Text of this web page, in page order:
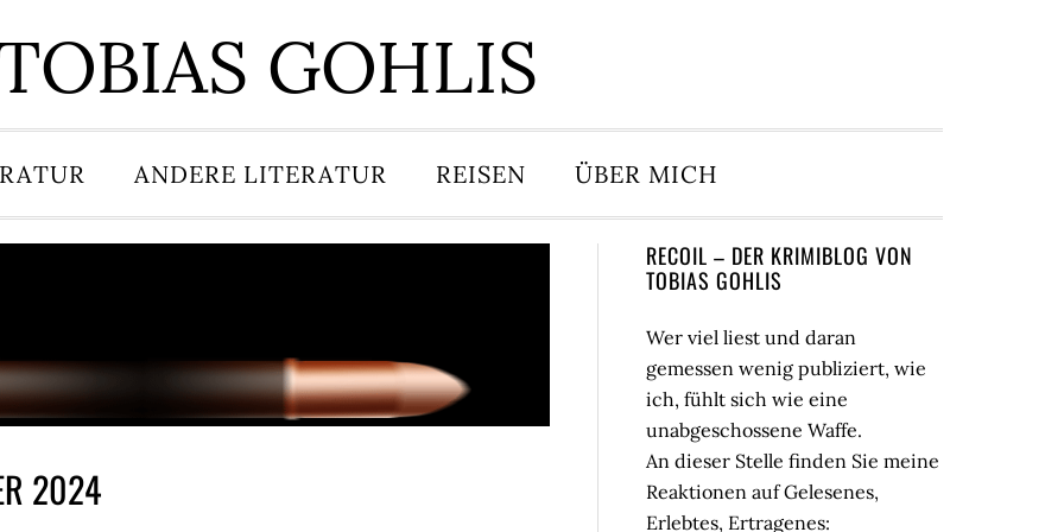
GOHLIS
ANDERE LITERATUR REISEN ÜBER MICH
2024
Seitenspalte
RECOIL – DER KRIMIBLOG VON
TOBIAS GOHLIS
Wer viel liest und daran
gemessen wenig publiziert, wie
ich, fühlt sich wie eine
unabgeschossene Waffe.
An dieser Stelle finden Sie meine
Reaktionen auf Gelesenes,
Erlebtes, Ertragenes: